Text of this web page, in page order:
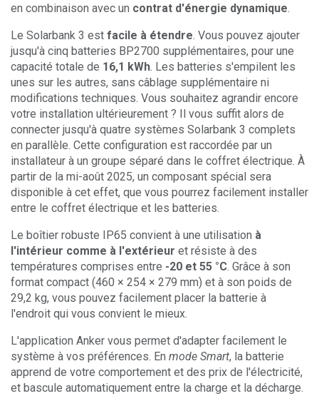
en combinaison avec un contrat d'énergie dynamique.
Le Solarbank 3 est facile à étendre. Vous pouvez ajouter
jusqu'à cinq batteries BP2700 supplémentaires, pour une
capacité totale de 16,1 kWh. Les batteries s'empilent les
unes sur les autres, sans câblage supplémentaire ni
modifications techniques. Vous souhaitez agrandir encore
votre installation ultérieurement ? Il vous suffit alors de
connecter jusqu'à quatre systèmes Solarbank 3 complets
en parallèle. Cette configuration est raccordée par un
installateur à un groupe séparé dans le coffret électrique. À
partir de la mi-août 2025, un composant spécial sera
disponible à cet effet, que vous pourrez facilement installer
entre le coffret électrique et les batteries.
Le boîtier robuste IP65 convient à une utilisation à
l'intérieur comme à l'extérieur et résiste à des
températures comprises entre -20 et 55 °C. Grâce à son
format compact (460 × 254 × 279 mm) et à son poids de
29,2 kg, vous pouvez facilement placer la batterie à
l'endroit qui vous convient le mieux.
L'application Anker vous permet d'adapter facilement le
système à vos préférences. En mode Smart, la batterie
apprend de votre comportement et des prix de l'électricité,
et bascule automatiquement entre la charge et la décharge.